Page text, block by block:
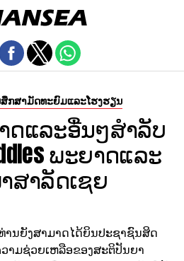
ກສາມັດທະຍົມແລະໂຮງຮຽນ
ດແລະອື່ນໆສໍາລັບ
ພະຍາດແລະ
ສາລັດເຊຍ
ານຍັງສາມາດໄດ້ຍິນປະຊາຊົນສິດ
າມຊ່ວຍເຫລືອຂອງສະຕິປັນຍາ